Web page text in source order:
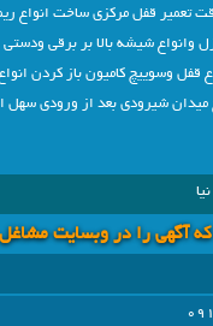
تعمیر قفل مرکزی ساخت انواع
فابریک زانتیا و 206]منزل وانواع شیشه بالا بر
قفل وسوییچ کامیون باز کردن
شیرودی بعد از ورودی سهل
آگهی را در وبسايت